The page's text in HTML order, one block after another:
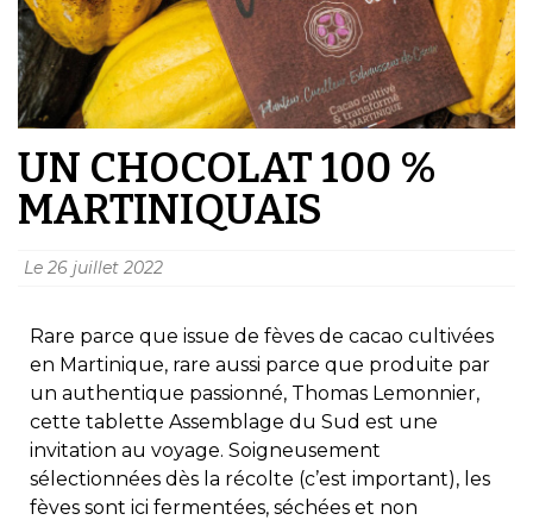
UN CHOCOLAT 100 %
MARTINIQUAIS
Le 26 juillet 2022
Rare parce que issue de fèves de cacao cultivées
en Martinique, rare aussi parce que produite par
un authentique passionné, Thomas Lemonnier,
cette tablette Assemblage du Sud est une
invitation au voyage. Soigneusement
sélectionnées dès la récolte (c’est important), les
fèves sont ici fermentées, séchées et non